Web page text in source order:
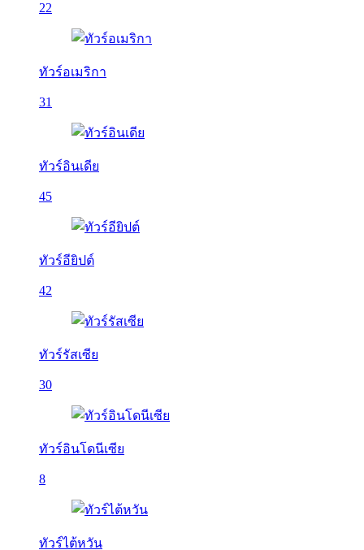
22
ทัวร์อเมริกา
31
ทัวร์อินเดีย
45
ทัวร์อียิปต์
42
ทัวร์รัสเซีย
30
ทัวร์อินโดนีเซีย
8
ทัวร์ไต้หวัน